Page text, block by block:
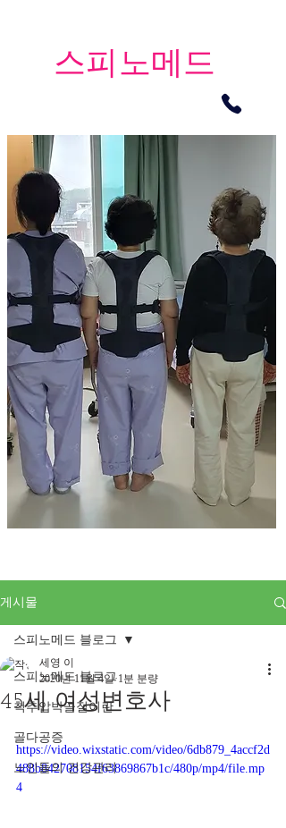
​스피노메드
게시물
스피노메드 블로그
척추압박골절이란
골다공증
노인들의 건강관리
스피노메드 블로그
45세 여성변호사
세영 이
2020년 11월 4일 1분 분량
https://video.wixstatic.com/video/6db879_4accf2d
488b842708154f63869867b1c/480p/mp4/file.mp
4